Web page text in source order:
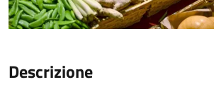
Descrizione